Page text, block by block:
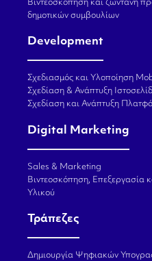
Βιντεοσκόπηση και ζωντανή
δημοτικών συμβουλίων
Development
Σχεδιασμός και Υλοποίηση
Σχεδίαση & Ανάπτυξη
Σχεδίαση και Ανάπτυξη
Digital Marketing
Sales & Marketing
Βιντεοσκόπηση, Επεξεργασία
Υλικού
Τράπεζες
Δημιουργία Ψηφιακών